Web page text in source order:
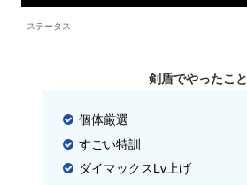
ステータス
剣盾でやったこと
個体厳選
すごい特訓
ダイマックスLv上げ